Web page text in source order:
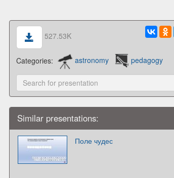
527.53K
Categories: astronomy pedagogy
Similar presentations:
Поле чудес